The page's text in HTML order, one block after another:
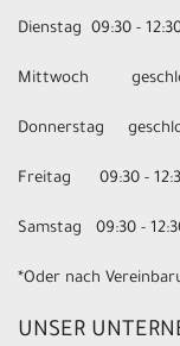
Dienstag 09:30 -
Mittwoch
Donnerstag
Freitag 09:30 -
Samstag 09:30 -
*Oder nach
UNSER